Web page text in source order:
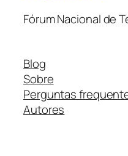
Fórum Nacional de
Blog
Sobre
Perguntas
Autores